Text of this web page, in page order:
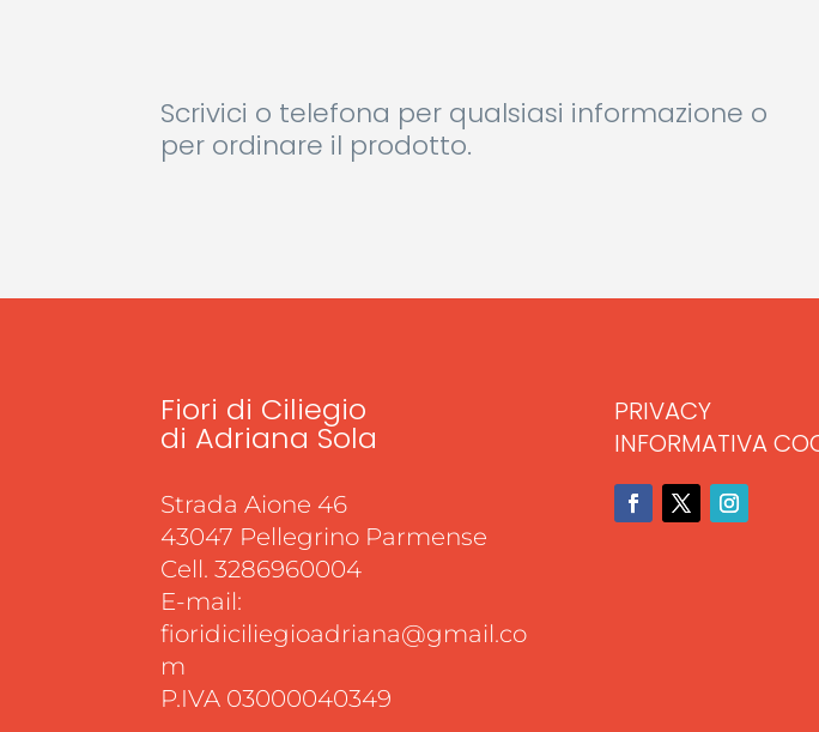
Scrivici o telefona per qualsiasi informazione o
per ordinare il prodotto.
Fiori di Ciliegio
di Adriana Sola
Strada Aione 46
43047 Pellegrino Parmense
Cell. 3286960004
E-mail:
fioridiciliegioadriana@gmail.co
m
P.IVA 03000040349
PRIVACY
INFORMATIVA